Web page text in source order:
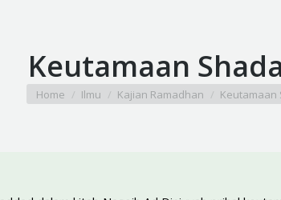
Keutamaan
You are here:
Home Ilmu Kajian Ramadhan Keutamaan